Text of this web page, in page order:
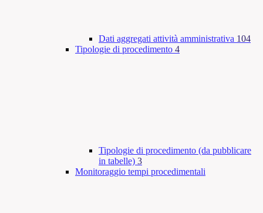
Dati aggregati attività amministrativa 104
Tipologie di procedimento 4
Tipologie di procedimento (da pubblicare
in tabelle) 3
Monitoraggio tempi procedimentali